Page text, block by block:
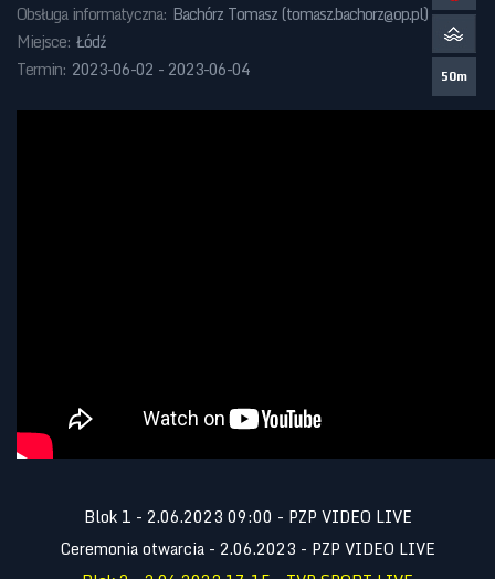
Zawody Okręgowe
Kalendarz Imprez
Obsługa informatyczna: Bachórz Tomasz (tomasz.bachorz@op.pl)
Miejsce: Łódź
Termin: 2023-06-02 - 2023-06-04 50m
Blok 1 - 2.06.2023 09:00 - PZP VIDEO LIVE
Ceremonia otwarcia - 2.06.2023 - PZP VIDEO LIVE